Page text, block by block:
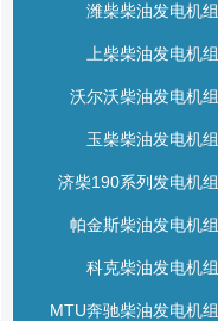
潍柴柴油发电机组
上柴柴油发电机组
沃尔沃柴油发电机组
玉柴柴油发电机组
济柴190系列发电机组
帕金斯柴油发电机组
科克柴油发电机组
MTU奔驰柴油发电机组